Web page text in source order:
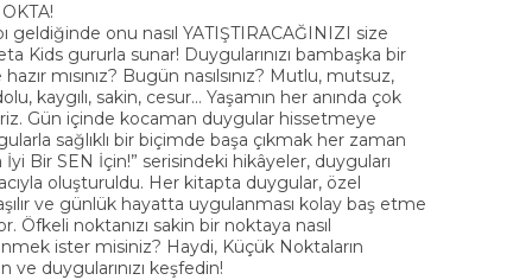
geldiğinde onu nasıl YATIŞTIRACAĞINIZI size
Kids gururla sunar! Duygularınızı bambaşka bir
mısınız? Bugün nasılsınız? Mutlu, mutsuz,
kaygılı, sakin, cesur… Yaşamın her anında çok
Gün içinde kocaman duygular hissetmeye
sağlıklı bir biçimde başa çıkmak her zaman
Bir SEN İçin!” serisindeki hikâyeler, duyguları
oluşturuldu. Her kitapta duygular, özel
ve günlük hayatta uygulanması kolay baş etme
Öfkeli noktanızı sakin bir noktaya nasıl
ister misiniz? Haydi, Küçük Noktaların
ve duygularınızı keşfedin!